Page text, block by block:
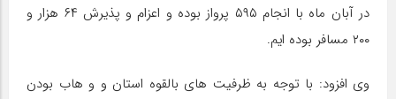
در آبان ماه با انجام ۵۹۵ پرواز بوده و اعزام و پذیرش ۶۴ هزار و
۲۰۰ مسافر بوده ایم.
وی افزود: با توجه به ظرفیت های بالقوه استان و و هاب بودن